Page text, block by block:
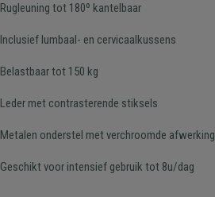
Rugleuning tot 180º kantelbaar
Inclusief lumbaal- en cervicaalkussens
Belastbaar tot 150 kg
Leder met contrasterende stiksels
Metalen onderstel met verchroomde afwerking
Geschikt voor intensief gebruik tot 8u/dag